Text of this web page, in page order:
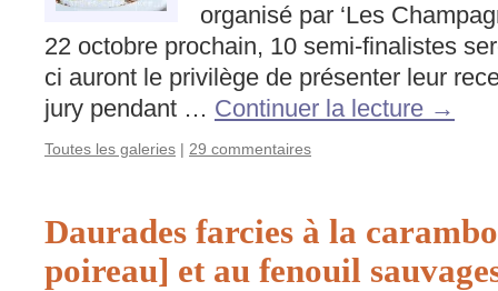
organisé par ‘Les
22 octobre prochain, 10 semi-finalistes
ci auront le privilège de présenter leur
jury pendant … Continuer la lecture →
Toutes les galeries | 29 commentaires
Daurades farcies à la
poireau] et au fenouil